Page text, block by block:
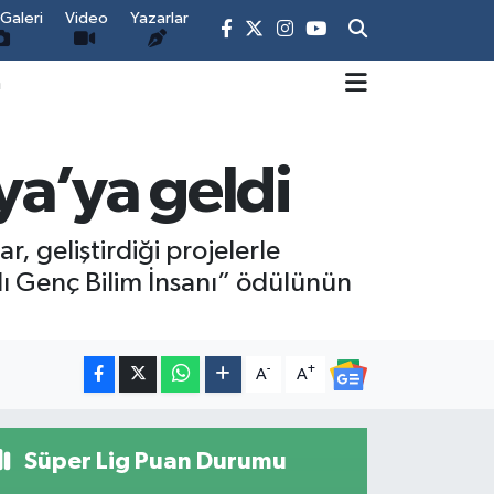
Video Yazarlar
geldi
geliştirdiği projelerle
Genç Bilim İnsanı” ödülünün
A- A+
Süper Lig Puan Durumu